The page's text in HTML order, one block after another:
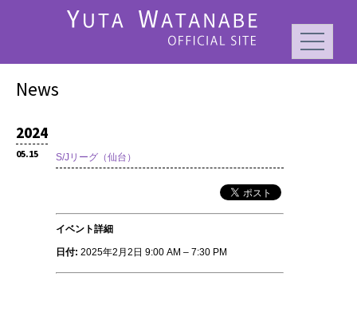
News
2024
05.15 S/Jリーグ（仙台）
イベント詳細
日付: 2025年2月2日 9:00 AM – 7:30 PM